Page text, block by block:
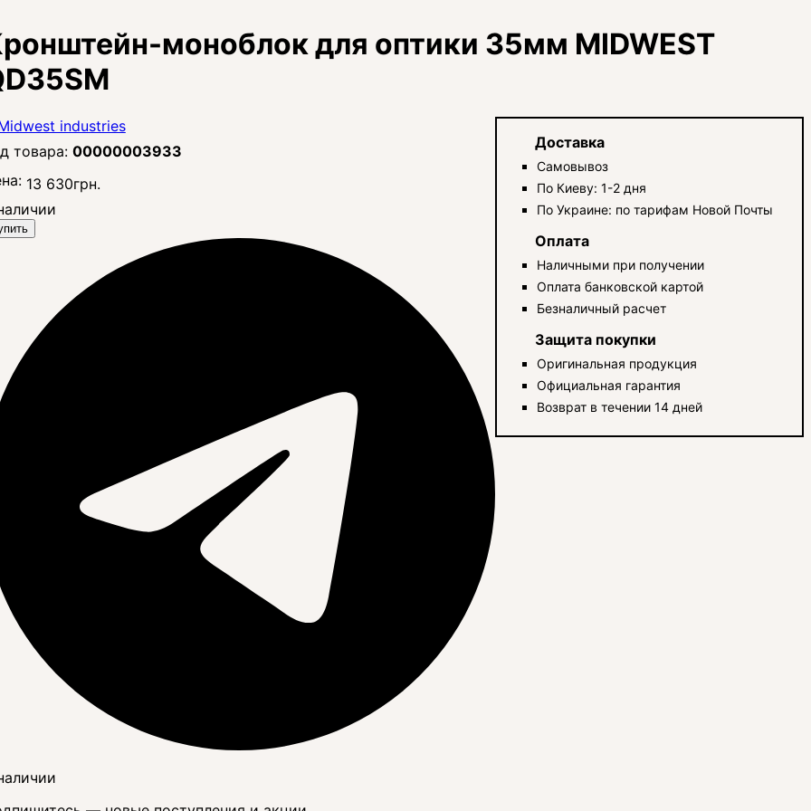
моноблок для оптики 35мм MIDWEST
00000003933
13 630грн.
Доставка
Самовывоз
По Киеву: 1-2 дня
По Украине: по тарифам Новой Почты
Оплата
Наличными при получении
Оплата банковской картой
Безналичный расчет
Защита покупки
Оригинальная продукция
Официальная гарантия
Возврат в течении 14 дней